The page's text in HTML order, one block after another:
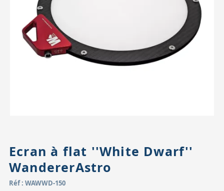
Accessoires pour montures
Têtes
Pièces détachées
Ecran à flat ''White Dwarf''
WandererAstro
Réf : WAWWD-150